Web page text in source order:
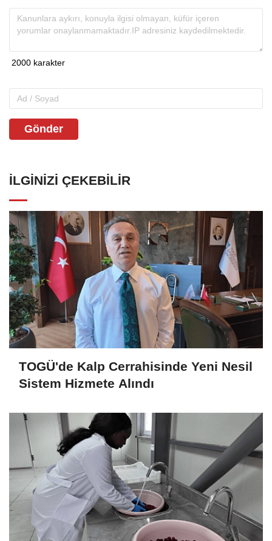
Gönder
İLGINIZI ÇEKEBILIR
TOGÜ'de Kalp Cerrahisinde Yeni Nesil
Sistem Hizmete Alındı